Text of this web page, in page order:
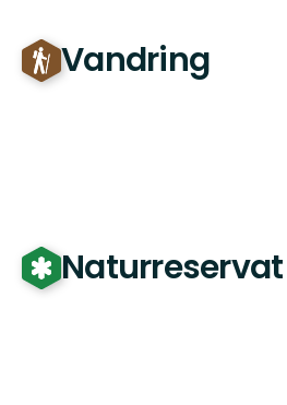
Vandring
Naturreservat